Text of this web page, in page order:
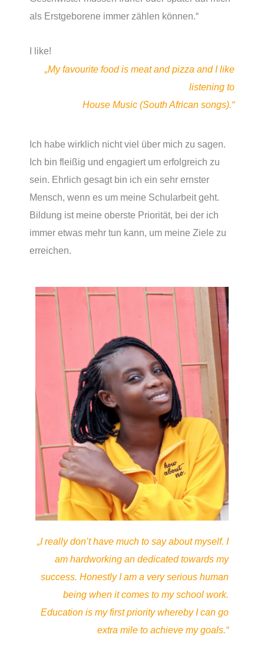
als Erstgeborene immer zählen können.“
I like!
„My favourite food is meat and pizza and I like
listening to
House Music (South African songs).“
Ich habe wirklich nicht viel über mich zu sagen.
Ich bin fleißig und engagiert um erfolgreich zu
sein. Ehrlich gesagt bin ich ein sehr ernster
Mensch, wenn es um meine Schularbeit geht.
Bildung ist meine oberste Priorität, bei der ich
immer etwas mehr tun kann, um meine Ziele zu
erreichen.
„I really don’t have much to say about myself. I
am hardworking an dedicated towards my
success. Honestly I am a very serious human
being when it comes to my school work.
Education is my first priority whereby I can go
extra mile to achieve my goals.“